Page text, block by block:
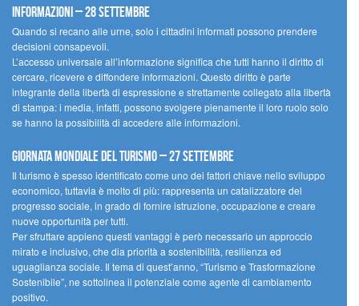
informazioni – 28 settembre
Quando si recano alle urne, solo i cittadini informati possono prendere
decisioni consapevoli.
L’accesso universale all’informazione significa che tutti hanno il diritto di
cercare, ricevere e diffondere informazioni. Questo diritto è parte
integrante della libertà di espressione e strettamente collegato alla libertà
di stampa: i media, infatti, possono svolgere pienamente il loro ruolo solo
se hanno la possibilità di accedere alle informazioni.
Giornata mondiale del turismo – 27 settembre
Il turismo è spesso identificato come uno dei fattori chiave nello sviluppo
economico, tuttavia è molto di più: rappresenta un catalizzatore del
progresso sociale, in grado di fornire istruzione, occupazione e creare
nuove opportunità per tutti.
Per sfruttare appieno questi vantaggi è però necessario un approccio
mirato e inclusivo, che dia priorità a sostenibilità, resilienza ed
uguaglianza sociale. Il tema di quest’anno, “Turismo e Trasformazione
Sostenibile”, ne sottolinea il potenziale come agente di cambiamento
positivo.